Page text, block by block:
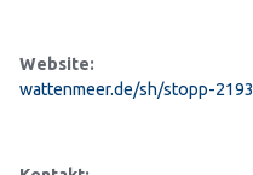
Website:
wattenmeer.de/sh/stopp-2193